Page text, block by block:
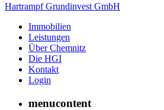
Hartrampf Grundinvest GmbH
Immobilien
Leistungen
Über Chemnitz
Die HGI
Kontakt
Login
menucontent